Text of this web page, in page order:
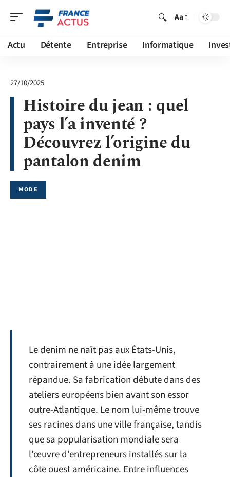
Aa
Actu Détente Entreprise Informatique
27/10/2025
Histoire du jean : quel
pays l’a inventé ?
Découvrez l’origine du
pantalon denim
MODE
Le denim ne naît pas aux États-Unis,
contrairement à une idée largement
répandue. Sa fabrication débute dans des
ateliers européens bien avant son essor
outre-Atlantique. Le nom lui-même trouve
ses racines dans une ville française, tandis
que sa popularisation mondiale sera
l’œuvre d’entrepreneurs installés sur la
côte ouest américaine. Entre influences